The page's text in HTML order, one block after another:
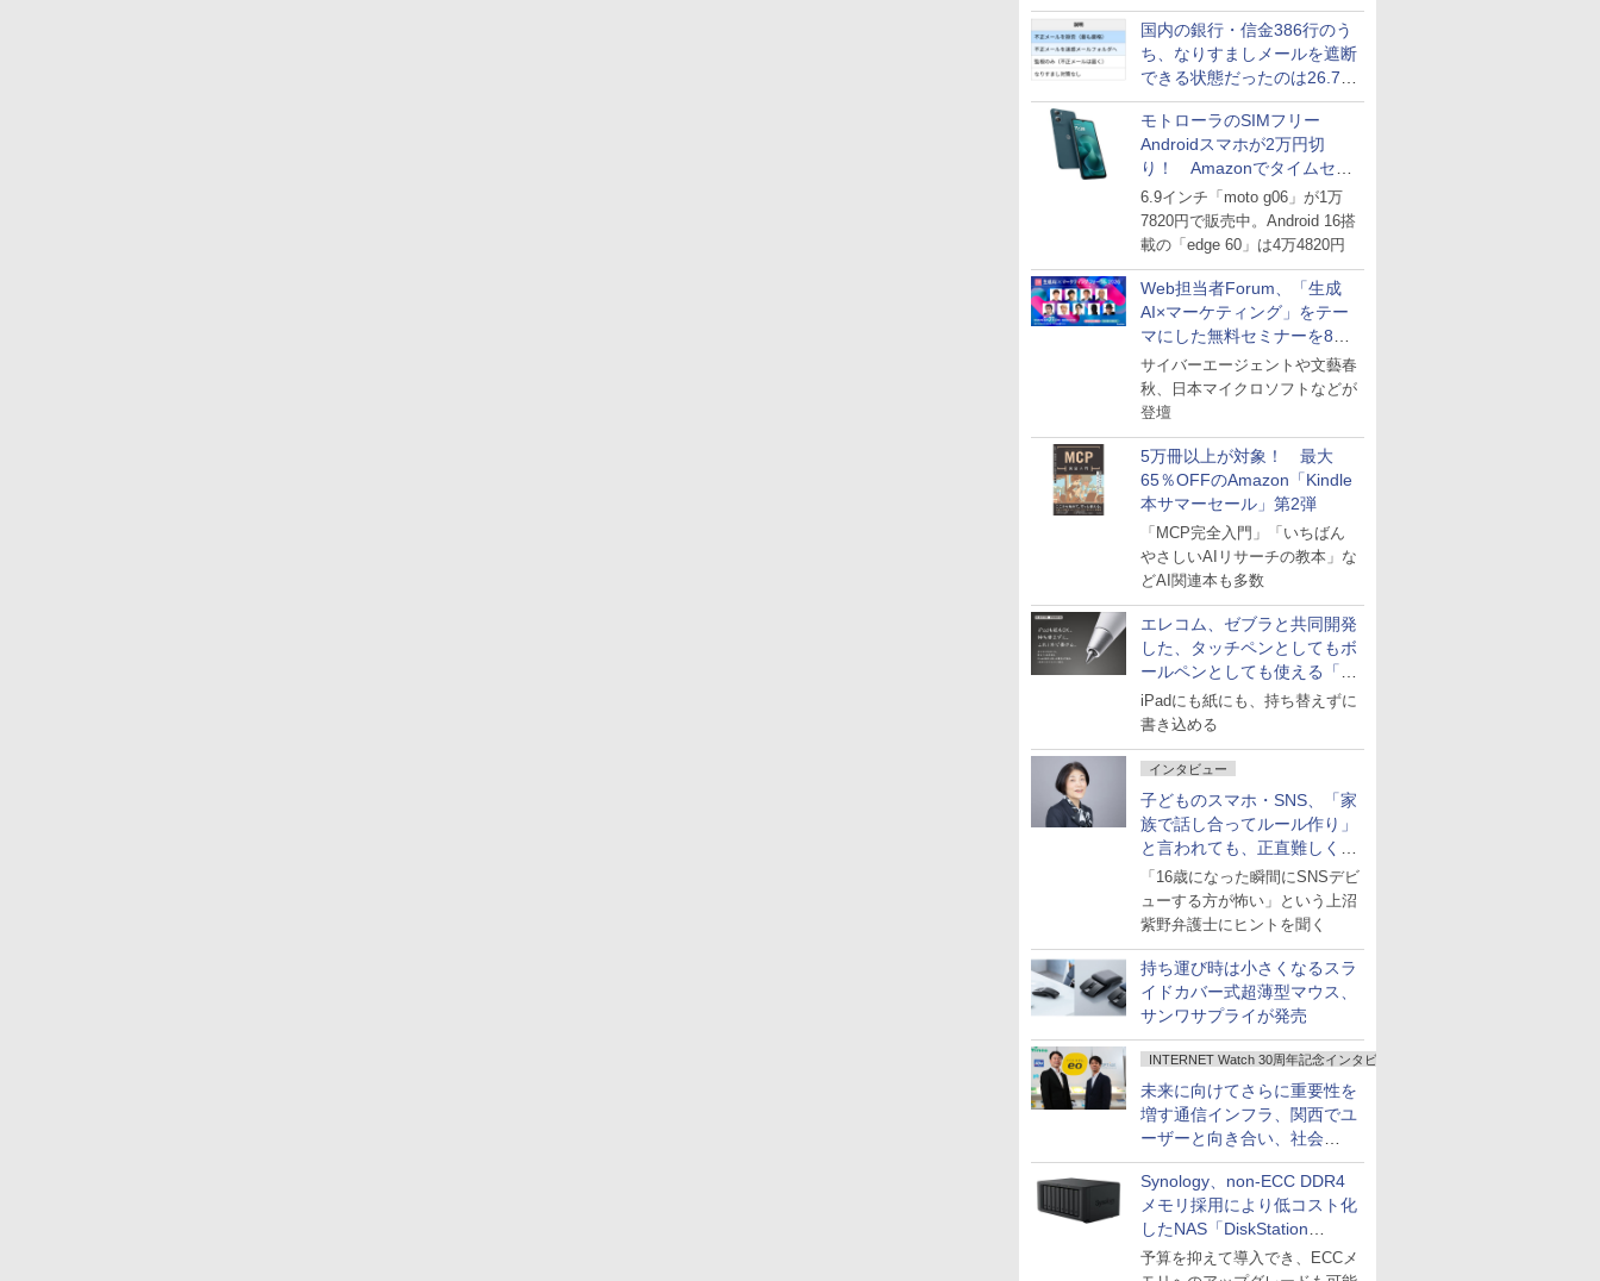
価格リストが公開中
国内の銀行・信金386行のう
ち、なりすましメールを遮断
できる状態だったのは26.7％
にとどまる～GMOブランド
セキュリティ調査
モトローラのSIMフリー
Androidスマホが2万円切
り！ Amazonでタイムセー
ル
6.9インチ「moto g06」が1万
7820円で販売中。Android 16搭
載の「edge 60」は4万4820円
Web担当者Forum、「生成
AI×マーケティング」をテー
マにした無料セミナーを8月
27日にオンライン開催
サイバーエージェントや文藝春
秋、日本マイクロソフトなどが
登壇
5万冊以上が対象！ 最大
65％OFFのAmazon「Kindle
本サマーセール」第2弾
「MCP完全入門」「いちばん
やさしいAIリサーチの教本」な
どAI関連本も多数
エレコム、ゼブラと共同開発
した、タッチペンとしてもボ
ールペンとしても使える「ス
タイラスツーウェイ」発売
iPadにも紙にも、持ち替えずに
書き込める
インタビュー
子どものスマホ・SNS、「家
族で話し合ってルール作り」
と言われても、正直難しくな
いですか？
「16歳になった瞬間にSNSデビ
ューする方が怖い」という上沼
紫野弁護士にヒントを聞く
持ち運び時は小さくなるスラ
イドカバー式超薄型マウス、
サンワサプライが発売
INTERNET Watch 30周年記念インタビュー
未来に向けてさらに重要性を
増す通信インフラ、関西でユ
ーザーと向き合い、社会
の“あたらしい”を起動し続け
る～オプテージ
Synology、non-ECC DDR4
メモリ採用により低コスト化
したNAS「DiskStation
neo+」シリーズ
予算を抑えて導入でき、ECCメ